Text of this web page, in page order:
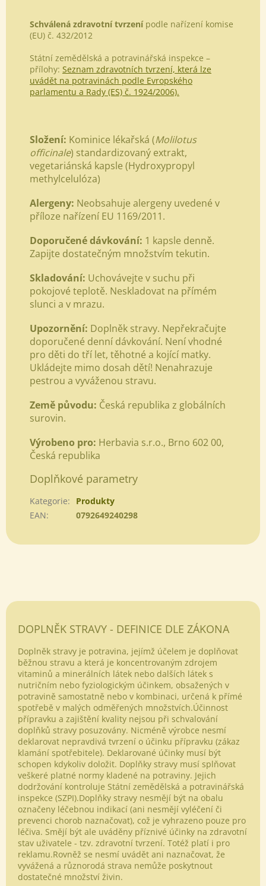
Schválená zdravotní tvrzenípodle nařízení komise
(EU) č. 432/2012
Státní zemědělská a potravinářská inspekce –
přílohy: Seznam zdravotních tvrzení, která lze
uvádět na potravinách podle Evropského
parlamentu a Rady (ES) č. 1924/2006).
Složení: Kominice lékařská (Molilotus
officinale) standardizovaný extrakt,
vegetariánská kapsle (Hydroxypropyl
methylcelulóza)
Alergeny: Neobsahuje alergeny uvedené v
příloze nařízení EU 1169/2011.
Doporučené dávkování: 1 kapsle denně.
Zapijte dostatečným množstvím tekutin.
Skladování: Uchovávejte v suchu při
pokojové teplotě. Neskladovat na přímém
slunci a v mrazu.
Upozornění: Doplněk stravy. Nepřekračujte
doporučené denní dávkování. Není vhodné
pro děti do tří let, těhotné a kojící matky.
Ukládejte mimo dosah dětí! Nenahrazuje
pestrou a vyváženou stravu.
Země původu: Česká republika z globálních
surovin.
Výrobeno pro: Herbavia s.r.o., Brno 602 00,
Česká republika
Doplňkové parametry
Kategorie:
Produkty
EAN: 0792649240298
DOPLNĚK STRAVY - DEFINICE DLE ZÁKONA
Doplněk stravy je potravina, jejímž účelem je doplňovat
běžnou stravu a která je koncentrovaným zdrojem
vitaminů a minerálních látek nebo dalších látek s
nutričním nebo fyziologickým účinkem, obsažených v
potravině samostatně nebo v kombinaci, určená k přímé
spotřebě v malých odměřených množstvích.Účinnost
přípravku a zajištění kvality nejsou při schvalování
doplňků stravy posuzovány. Nicméně výrobce nesmí
deklarovat nepravdivá tvrzení o účinku přípravku (zákaz
klamání spotřebitele). Deklarované účinky musí být
schopen kdykoliv doložit. Doplňky stravy musí splňovat
veškeré platné normy kladené na potraviny. Jejich
dodržování kontroluje Státní zemědělská a potravinářská
inspekce (SZPI).Doplňky stravy nesmějí být na obalu
označeny léčebnou indikací (ani nesmějí vyléčení či
prevenci chorob naznačovat), což je vyhrazeno pouze pro
léčiva. Smějí být ale uváděny příznivé účinky na zdravotní
stav uživatele - tzv. zdravotní tvrzení. Totéž platí i pro
reklamu.Rovněž se nesmí uvádět ani naznačovat, že
vyvážená a různorodá strava nemůže poskytnout
dostatečné množství živin.
Odeslat
Powered by chaterimo